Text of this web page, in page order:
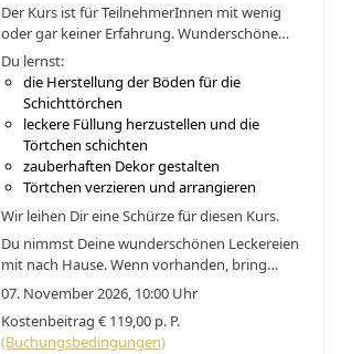
Der Kurs ist für TeilnehmerInnen mit wenig
oder gar keiner Erfahrung. Wunderschöne
kleine Törten lecker und besonders hübsch
dekoriert. Zum verschenken, oder als
Hingucker für die Kaffeetafel, als Dessert oder
als Mitbringsel. Die Törtchen kann man mit
vielen Variationen füllen, die Böden können in
allen Geschmacksrichtungen gebacken
werden und mit dem Dekor hat man
entsprechend dem Anlass in Szene zu setzen.
Traumhaft diese kleinen leckeren Kunstwerk.
Du lernst:
die Herstellung der Böden für die
Schichttörchen
leckere Füllung herzustellen und die
Törtchen schichten
zauberhaften Dekor gestalten
Törtchen verzieren und arrangieren
Wir leihen Dir eine Schürze für diesen Kurs.
Du nimmst Deine wunderschönen Leckereien
mit nach Hause. Wenn vorhanden, bring
einen Behälter mit, um Deine Törtchen nach
Hause zu transportieren.
07. November 2026, 10:00 Uhr
Kostenbeitrag € 119,00 p. P.
(Buchungsbedingungen)